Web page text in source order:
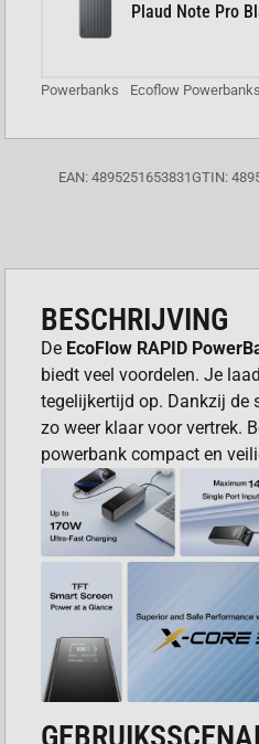
Plaud Note Pro
Powerbanks Ecoflow Powerbanks
EAN: 4895251653831GTIN:
BESCHRIJVING
De EcoFlow RAPID
biedt veel voordelen. Je
tegelijkertijd op. Dankzij de
zo weer klaar voor vertrek.
powerbank compact en